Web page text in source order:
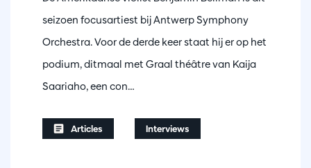
seizoen focusartiest bij Antwerp Symphony
Orchestra. Voor de derde keer staat hij er op het
podium, ditmaal met Graal théâtre van Kaija
Saariaho, een con…
Articles Interviews